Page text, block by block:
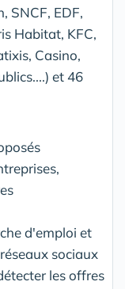
SNCF, EDF,
Habitat, KFC,
Casino,
et 46
d'emploi et
sociaux
les offres